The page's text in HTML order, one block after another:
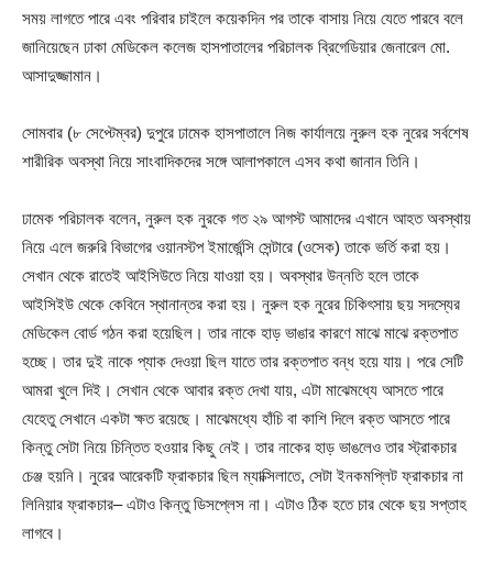
সময় লাগতে পারে এবং পরিবার চাইলে কয়েকদিন পর তাকে বাসায় নিয়ে যেতে পারবে বলে
জানিয়েছেন ঢাকা মেডিকেল কলেজ হাসপাতালের পরিচালক ব্রিগেডিয়ার জেনারেল মো.
আসাদুজ্জামান।
সোমবার (৮ সেপ্টেম্বর) দুপুরে ঢামেক হাসপাতালে নিজ কার্যালয়ে নুরুল হক নুরের সর্বশেষ
শারীরিক অবস্থা নিয়ে সাংবাদিকদের সঙ্গে আলাপকালে এসব কথা জানান তিনি।
ঢামেক পরিচালক বলেন, নুরুল হক নুরকে গত ২৯ আগস্ট আমাদের এখানে আহত অবস্থায়
নিয়ে এলে জরুরি বিভাগের ওয়ানস্টপ ইমার্জেন্সি সেন্টারে (ওসেক) তাকে ভর্তি করা হয়।
সেখান থেকে রাতেই আইসিউতে নিয়ে যাওয়া হয়। অবস্থার উন্নতি হলে তাকে
আইসিইউ থেকে কেবিনে স্থানান্তর করা হয়। নুরুল হক নুরের চিকিৎসায় ছয় সদস্যের
মেডিকেল বোর্ড গঠন করা হয়েছিল। তার নাকে হাড় ভাঙার কারণে মাঝে মাঝে রক্তপাত
হচ্ছে। তার দুই নাকে প্যাক দেওয়া ছিল যাতে তার রক্তপাত বন্ধ হয়ে যায়। পরে সেটি
আমরা খুলে দিই। সেখান থেকে আবার রক্ত দেখা যায়, এটা মাঝেমধ্যে আসতে পারে
যেহেতু সেখানে একটা ক্ষত রয়েছে। মাঝেমধ্যে হাঁচি বা কাশি দিলে রক্ত আসতে পারে
কিন্তু সেটা নিয়ে চিন্তিত হওয়ার কিছু নেই। তার নাকের হাড় ভাঙলেও তার স্ট্রাকচার
চেঞ্জ হয়নি। নুরের আরেকটি ফ্রাকচার ছিল ম্যাক্সিলাতে, সেটা ইনকমপ্লিট ফ্রাকচার না
লিনিয়ার ফ্রাকচার– এটাও কিন্তু ডিসপ্লেস না। এটাও ঠিক হতে চার থেকে ছয় সপ্তাহ
লাগবে।